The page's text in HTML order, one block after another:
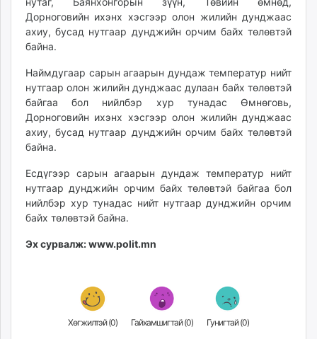
tvmongolia.mn
mass.mn
unegui.mn
assa.mn
toim.mn
tac.mn
paparazzi.mn
unread.today
Дорноговийн ихэнх хэсгээр олон жилийн дунджаас
ахиу, бусад нутгаар дунджийн орчим байх төлөвтэй
байна.
Наймдугаар сарын агаарын дундаж температур нийт
нутгаар олон жилийн дунджаас дулаан байх төлөвтэй
байгаа бол нийлбэр хур тунадас Өмнөговь,
Дорноговийн ихэнх хэсгээр олон жилийн дунджаас
ахиу, бусад нутгаар дунджийн орчим байх төлөвтэй
байна.
Есдүгээр сарын агаарын дундаж температур нийт
нутгаар дунджийн орчим байх төлөвтэй байгаа бол
нийлбэр хур тунадас нийт нутгаар дунджийн орчим
байх төлөвтэй байна.
Эх сурвалж: www.polit.mn
Хөгжилтэй (0) Гайхамшигтай (0) Гунигтай (0)